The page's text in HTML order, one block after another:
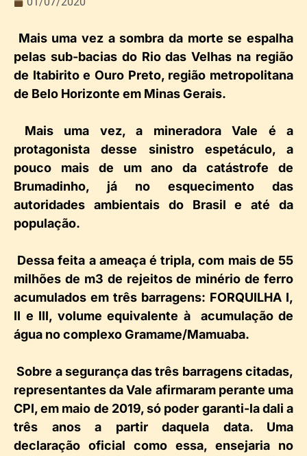
Mais uma vez a sombra da morte se espalha
pelas sub-bacias do Rio das Velhas na região
de Itabirito e Ouro Preto, região metropolitana
de Belo Horizonte em Minas Gerais.
Mais uma vez, a mineradora Vale é a
protagonista desse sinistro espetáculo, a
pouco mais de um ano da catástrofe de
Brumadinho, já no esquecimento das
autoridades ambientais do Brasil e até da
população.
Dessa feita a ameaça é tripla, com mais de 55
milhões de m3 de rejeitos de minério de ferro
acumulados em três barragens: FORQUILHA I,
II e III, volume equivalente à acumulação de
água no complexo Gramame/Mamuaba.
Sobre a segurança das três barragens citadas,
representantes da Vale afirmaram perante uma
CPI, em maio de 2019, só poder garanti-la dali a
três anos a partir daquela data. Uma
declaração oficial como essa, ensejaria no